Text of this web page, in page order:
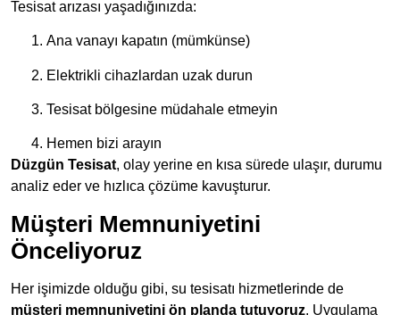
Tesisat arızası yaşadığınızda:
Ana vanayı kapatın (mümkünse)
Elektrikli cihazlardan uzak durun
Tesisat bölgesine müdahale etmeyin
Hemen bizi arayın
Düzgün Tesisat, olay yerine en kısa sürede ulaşır, durumu
analiz eder ve hızlıca çözüme kavuşturur.
Müşteri Memnuniyetini
Önceliyoruz
Her işimizde olduğu gibi, su tesisatı hizmetlerinde de
müşteri memnuniyetini ön planda tutuyoruz. Uygulama